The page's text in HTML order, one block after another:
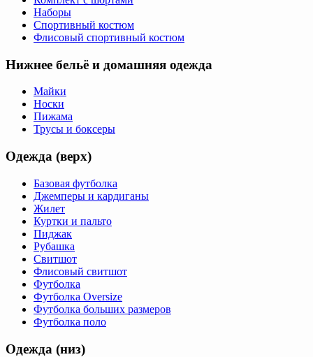
Наборы
Спортивный костюм
Флисовый спортивный костюм
Нижнее бельё и домашняя одежда
Майки
Носки
Пижама
Трусы и боксеры
Одежда (верх)
Базовая футболка
Джемперы и кардиганы
Жилет
Куртки и пальто
Пиджак
Рубашка
Свитшот
Флисовый свитшот
Футболка
Футболка Oversize
Футболка больших размеров
Футболка поло
Одежда (низ)